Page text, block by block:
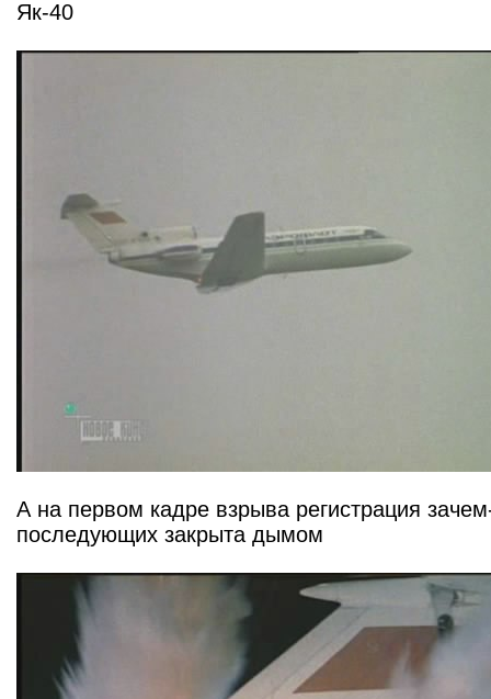
Як-40
А на первом кадре взрыва регистрация
последующих закрыта дымом